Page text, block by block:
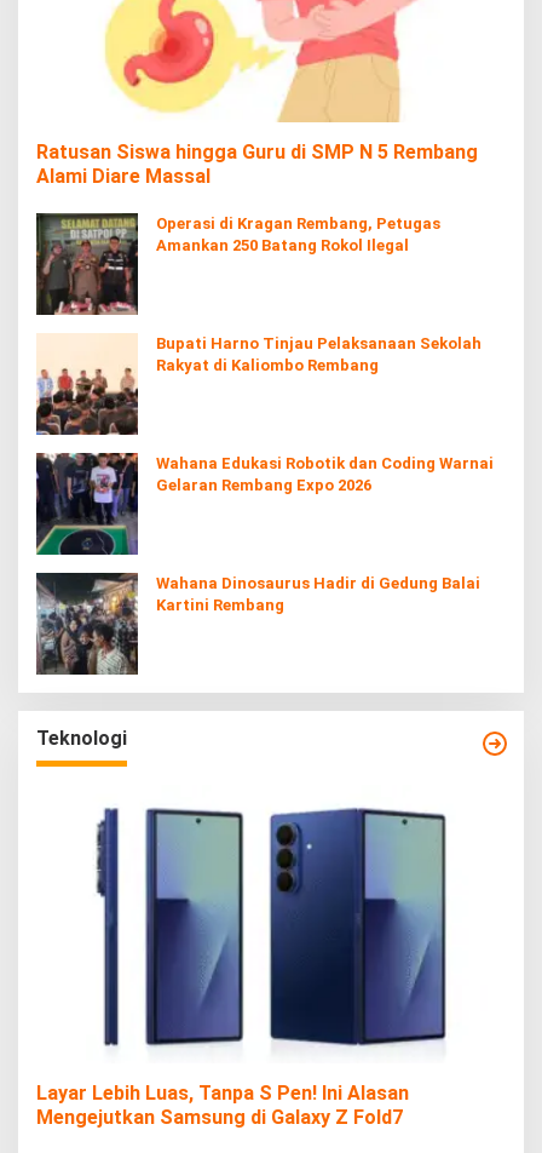
Ratusan Siswa hingga Guru di SMP N 5 Rembang
Alami Diare Massal
Operasi di Kragan Rembang, Petugas
Amankan 250 Batang Rokol Ilegal
Bupati Harno Tinjau Pelaksanaan Sekolah
Rakyat di Kaliombo Rembang
Wahana Edukasi Robotik dan Coding Warnai
Gelaran Rembang Expo 2026
Wahana Dinosaurus Hadir di Gedung Balai
Kartini Rembang
Teknologi
Layar Lebih Luas, Tanpa S Pen! Ini Alasan
Mengejutkan Samsung di Galaxy Z Fold7